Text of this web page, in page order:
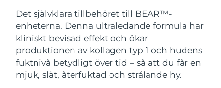
Det självklara tillbehöret till BEAR™-
enheterna. Denna ultraledande formula har
kliniskt bevisad effekt och ökar
produktionen av kollagen typ 1 och hudens
fuktnivå betydligt över tid – så att du får en
mjuk, slät, återfuktad och strålande hy.